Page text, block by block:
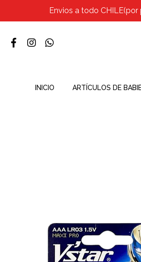
Envios a todo
INICIO ARTÍCULOS DE